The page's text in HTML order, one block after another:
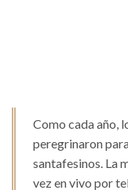
Como cada año,
peregrinaron
santafesinos. La
vez en vivo por